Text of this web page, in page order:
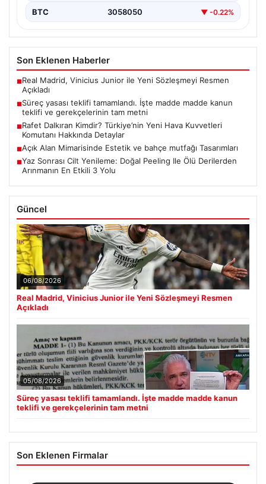
BTC 3058050 ▼ -0.22%
Son Eklenen Haberler
■Real Madrid, Vinicius Junior ile Yeni Sözleşmeyi Resmen
Açıkladı
■Süreç yasası teklifi tamamlandı. İşte madde madde kanun
teklifi ve gerekçelerinin tam metni
■Rafet Dalkıran Kimdir? Türkiye’nin Yeni Hava Kuvvetleri
Komutanı Hakkında Detaylar
■Açık Alan Mimarisinde Estetik ve bahçe mutfağı Tasarımları
■Yaz Sonrası Cilt Yenileme: Doğal Peeling Ile Ölü Derilerden
Arınmanın En Etkili 3 Yolu
Güncel
06/08/2026
Real Madrid, Vinicius Junior ile Yeni Sözleşmeyi Resmen
Açıkladı
05/08/2026
Süreç yasası teklifi tamamlandı. İşte madde madde kanun
teklifi ve gerekçelerinin tam metni
Son Eklenen Firmalar